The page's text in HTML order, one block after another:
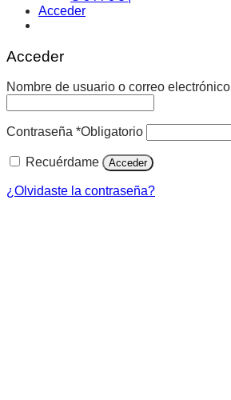
Acceder
Acceder
Nombre de usuario o correo electrónico
Contraseña *Obligatorio
Recuérdame Acceder
¿Olvidaste la contraseña?